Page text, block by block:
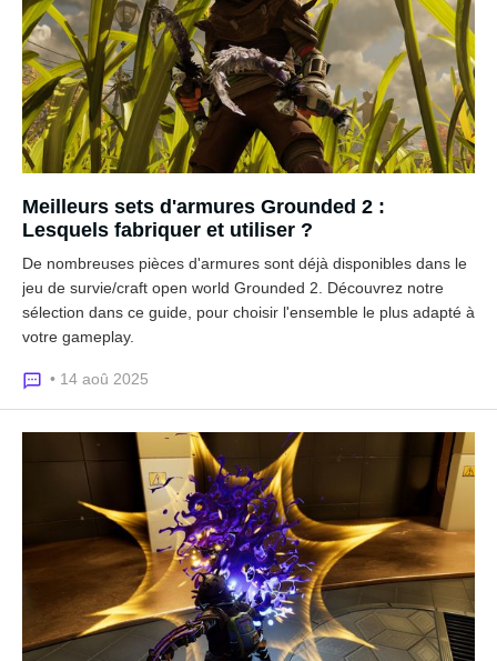
Meilleurs sets d'armures Grounded 2 :
Lesquels fabriquer et utiliser ?
De nombreuses pièces d'armures sont déjà disponibles dans le
jeu de survie/craft open world Grounded 2. Découvrez notre
sélection dans ce guide, pour choisir l'ensemble le plus adapté à
votre gameplay.
• 14 aoû 2025